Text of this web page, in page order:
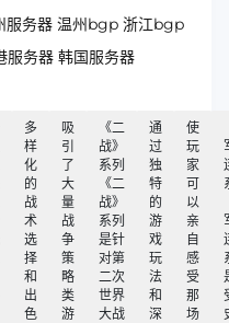
服务器 温州bgp 浙江bgp
服务器 韩国服务器
多
样
化
的
战
术
选
择
和
出
色
吸
引
了
大
量
战
争
策
略
类
游
《二
战》
系列
《二
战》
系列
是针
对第
二次
世界
大战
通
过
独
特
的
游
戏
玩
法
和
深
使
玩
家
可
以
亲
自
感
受
那
场